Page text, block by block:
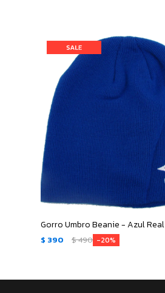
Gorro Umbro Beanie - Azul Real
$ 390 $490 20